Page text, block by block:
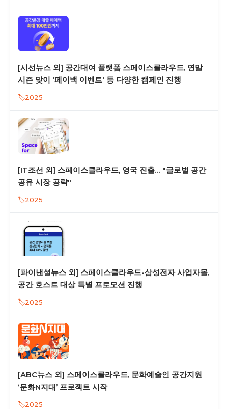
[시선뉴스 외] 공간대여 플랫폼 스페이스클라우드, 연말
시즌 맞이 '페이백 이벤트' 등 다양한 캠페인 진행
2025
[IT조선 외] 스페이스클라우드, 영국 진출… "글로벌 공간
공유 시장 공략"
2025
[파이낸셜뉴스 외] 스페이스클라우드-삼성전자 사업자몰,
공간 호스트 대상 특별 프로모션 진행
2025
[ABC뉴스 외] 스페이스클라우드, 문화예술인 공간지원
‘문화N지대’ 프로젝트 시작
2025